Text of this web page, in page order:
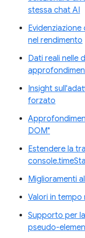
stessa chat AI
nel rendimento
Dati reali nelle
Insight
forzato
DOM"
Estendere la
Miglioramenti
Valori in tempo
Supporto per
pseudo-